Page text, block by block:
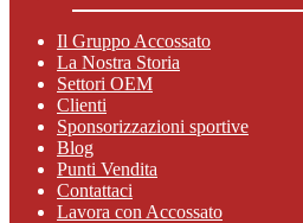
Il Gruppo Accossato
La Nostra Storia
Settori OEM
Clienti
Sponsorizzazioni sportive
Blog
Punti Vendita
Contattaci
Lavora con Accossato